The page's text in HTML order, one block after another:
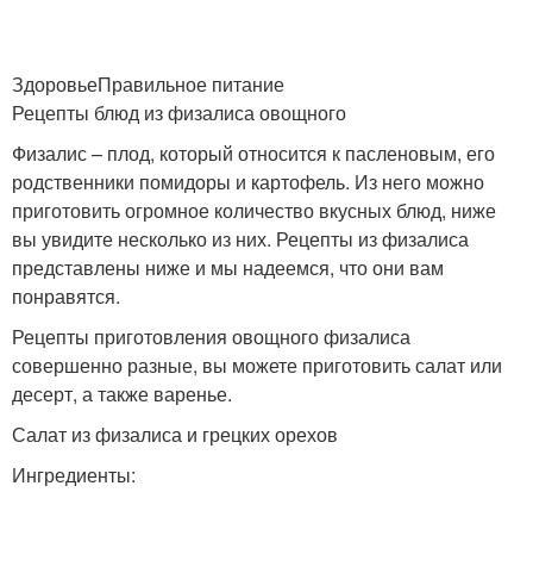
ЗдоровьеПравильное питание
Рецепты блюд из физалиса овощного
Физалис – плод, который относится к пасленовым, его
родственники помидоры и картофель. Из него можно
приготовить огромное количество вкусных блюд, ниже
вы увидите несколько из них. Рецепты из физалиса
представлены ниже и мы надеемся, что они вам
понравятся.
Рецепты приготовления овощного физалиса
совершенно разные, вы можете приготовить салат или
десерт, а также варенье.
Салат из физалиса и грецких орехов
Ингредиенты: